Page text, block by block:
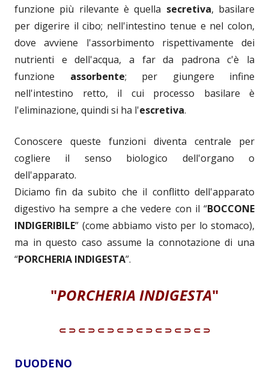
funzione più rilevante è quella secretiva, basilare
per digerire il cibo; nell'intestino tenue e nel colon,
dove avviene l'assorbimento rispettivamente dei
nutrienti e dell'acqua, a far da padrona c'è la
funzione assorbente; per giungere infine
nell'intestino retto, il cui processo basilare è
l'eliminazione, quindi si ha l'escretiva.
Conoscere queste funzioni diventa centrale per
cogliere il senso biologico dell'organo o
dell'apparato.
Diciamo fin da subito che il conflitto dell'apparato
digestivo ha sempre a che vedere con il “BOCCONE
INDIGERIBILE” (come abbiamo visto per lo stomaco),
ma in questo caso assume la connotazione di una
“PORCHERIA INDIGESTA”.
"PORCHERIA INDIGESTA"
⸦⸧⸦⸧⸦⸧⸦⸧⸦⸧⸦⸧⸦⸧⸦⸧
DUODENO